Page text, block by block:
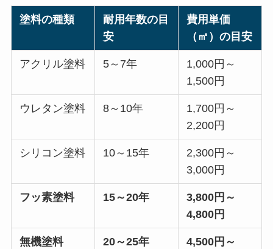
塗料の種類
耐用年数の目
安
費用単価
（㎡）の目安
アクリル塗料 5～7年
1,000円～
1,500円
ウレタン塗料 8～10年
1,700円～
2,200円
シリコン塗料 10～15年
2,300円～
3,000円
フッ素塗料 15～20年
3,800円～
4,800円
無機塗料 20～25年
4,500円～